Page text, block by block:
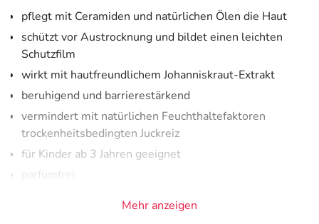
pflegt mit Ceramiden und natürlichen Ölen die Haut
schützt vor Austrocknung und bildet einen leichten
Schutzfilm
wirkt mit hautfreundlichem Johanniskraut-Extrakt
beruhigend und barrierestärkend
vermindert mit natürlichen Feuchthaltefaktoren
trockenheitsbedingten Juckreiz
für Kinder ab 3 Jahren geeignet
parfümfrei
Mehr anzeigen